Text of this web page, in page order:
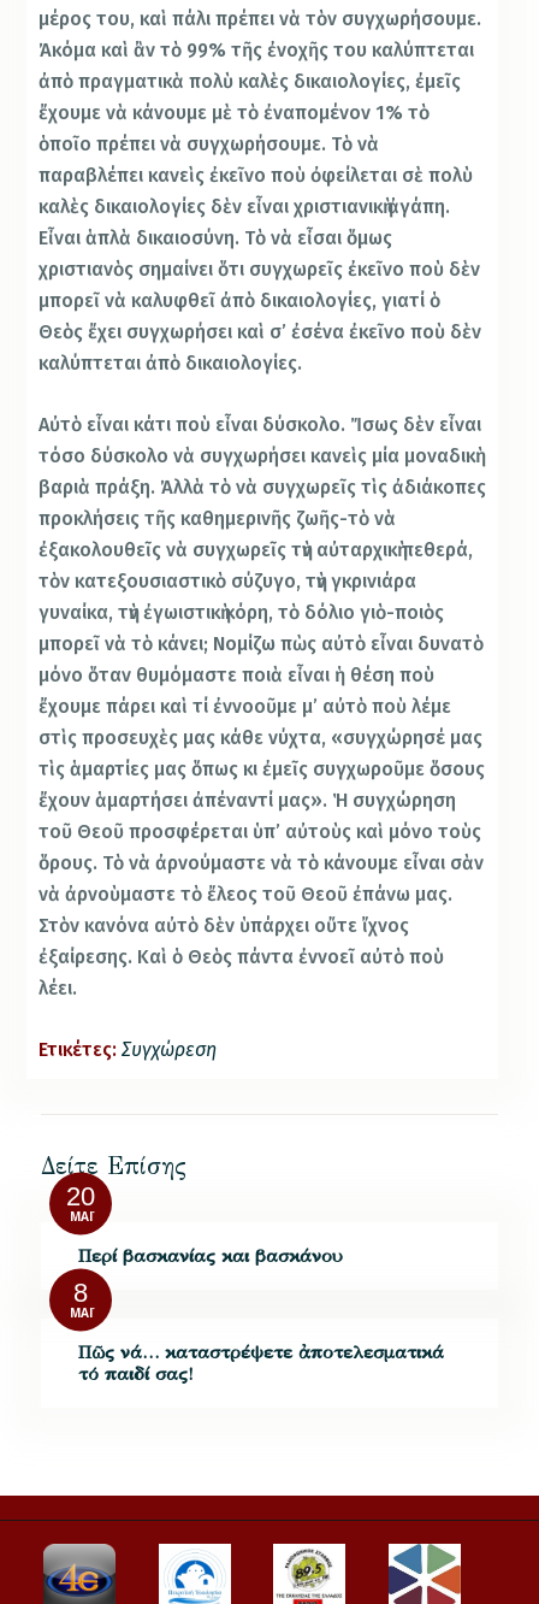
μέρος του, καὶ πάλι πρέπει νὰ τὸν συγχωρήσουμε.
Ἀκόμα καὶ ἂν τὸ 99% τῆς ἐνοχῆς του καλύπτεται
ἀπὸ πραγματικὰ πολὺ καλὲς δικαιολογίες, ἐμεῖς
ἔχουμε νὰ κάνουμε μὲ τὸ ἐναπομένον 1% τὸ
ὁποῖο πρέπει νὰ συγχωρήσουμε. Τὸ νὰ
παραβλέπει κανεὶς ἐκεῖνο ποὺ ὀφείλεται σὲ πολὺ
καλὲς δικαιολογίες δὲν εἶναι χριστιανικὴ ἀγάπη.
Εἶναι ἁπλὰ δικαιοσύνη. Τὸ νὰ εἶσαι ὅμως
χριστιανὸς σημαίνει ὅτι συγχωρεῖς ἐκεῖνο ποὺ δὲν
μπορεῖ νὰ καλυφθεῖ ἀπὸ δικαιολογίες, γιατί ὁ
Θεὸς ἔχει συγχωρήσει καὶ σ’ ἐσένα ἐκεῖνο ποὺ δὲν
καλύπτεται ἀπὸ δικαιολογίες.
Αὐτὸ εἶναι κάτι ποὺ εἶναι δύσκολο. Ἴσως δὲν εἶναι
τόσο δύσκολο νὰ συγχωρήσει κανεὶς μία μοναδικὴ
βαριὰ πράξη. Ἀλλὰ τὸ νὰ συγχωρεῖς τὶς ἀδιάκοπες
προκλήσεις τῆς καθημερινῆς ζωῆς-τὸ νὰ
ἐξακολουθεῖς νὰ συγχωρεῖς τὴν αὐταρχικὴ πεθερά,
τὸν κατεξουσιαστικὸ σύζυγο, τὴν γκρινιάρα
γυναίκα, τὴν ἐγωιστικὴ κόρη, τὸ δόλιο γιὸ-ποιὸς
μπορεῖ νὰ τὸ κάνει; Νομίζω πὼς αὐτὸ εἶναι δυνατὸ
μόνο ὅταν θυμόμαστε ποιὰ εἶναι ἡ θέση ποὺ
ἔχουμε πάρει καὶ τί ἐννοοῦμε μ’ αὐτὸ ποὺ λέμε
στὶς προσευχὲς μας κάθε νύχτα, «συγχώρησέ μας
τὶς ἁμαρτίες μας ὅπως κι ἐμεῖς συγχωροῦμε ὅσους
ἔχουν ἁμαρτήσει ἀπέναντί μας». Ἡ συγχώρηση
τοῦ Θεοῦ προσφέρεται ὑπ’ αὐτοὺς καὶ μόνο τοὺς
ὅρους. Τὸ νὰ ἀρνούμαστε νὰ τὸ κάνουμε εἶναι σὰν
νὰ ἀρνοὺμαστε τὸ ἔλεος τοῦ Θεοῦ ἐπάνω μας.
Στὸν κανόνα αὐτὸ δὲν ὑπάρχει οὔτε ἴχνος
ἐξαίρεσης. Καὶ ὁ Θεὸς πάντα ἐννοεῖ αὐτὸ ποὺ
λέει.
Ετικέτες: Συγχώρεση
Δείτε Επίσης
20
ΜΆΙ
Περί βασκανίας και βασκάνου
8
ΜΆΙ
Πῶς νά… καταστρέψετε ἀποτελεσματικά
τό παιδί σας!